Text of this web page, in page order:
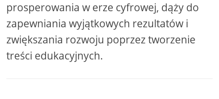
prosperowania w erze cyfrowej, dąży do
zapewniania wyjątkowych rezultatów i
zwiększania rozwoju poprzez tworzenie
treści edukacyjnych.